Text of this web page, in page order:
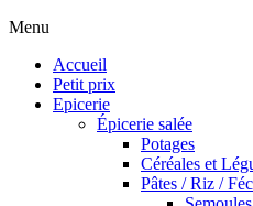
Menu
Accueil
Petit prix
Epicerie
Épicerie salée
Potages
Céréales et
Pâtes / Riz /